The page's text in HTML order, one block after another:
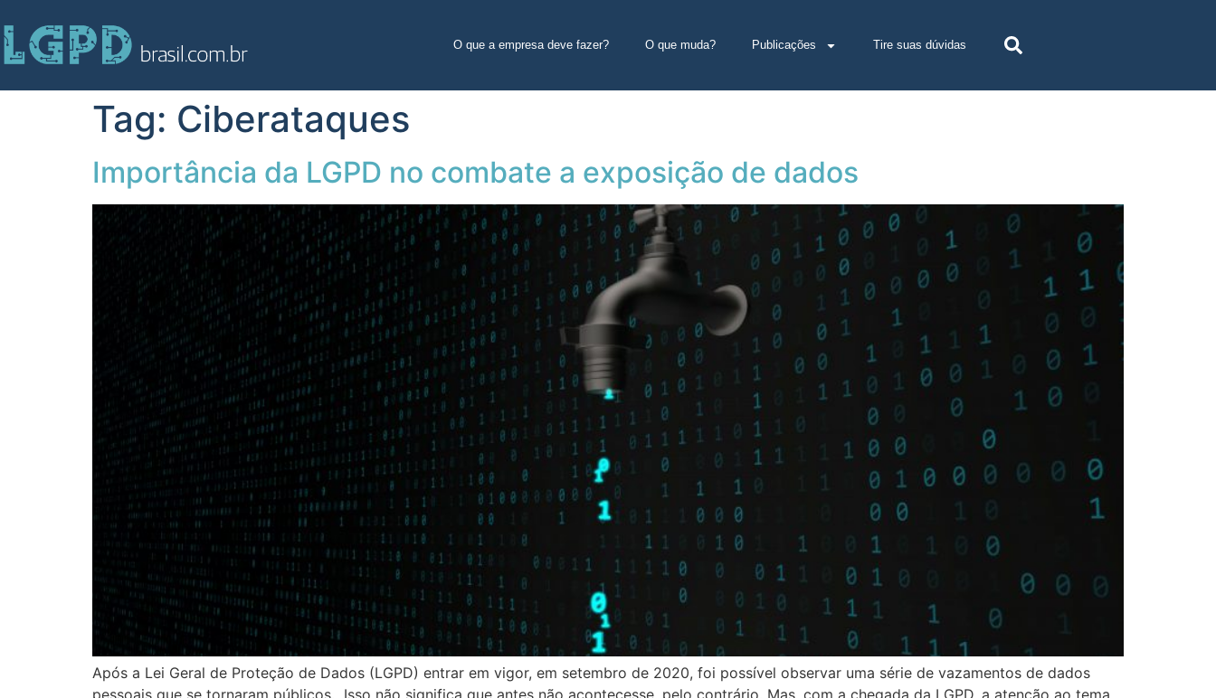
O que a empresa deve fazer? O que muda? Publicações Tire suas dúvidas
Tag: Ciberataques
Importância da LGPD no combate a exposição de dados
Após a Lei Geral de Proteção de Dados (LGPD) entrar em vigor, em setembro de 2020, foi possível observar uma série de vazamentos de dados
pessoais que se tornaram públicos. Isso não significa que antes não acontecesse, pelo contrário. Mas, com a chegada da LGPD, a atenção ao tema